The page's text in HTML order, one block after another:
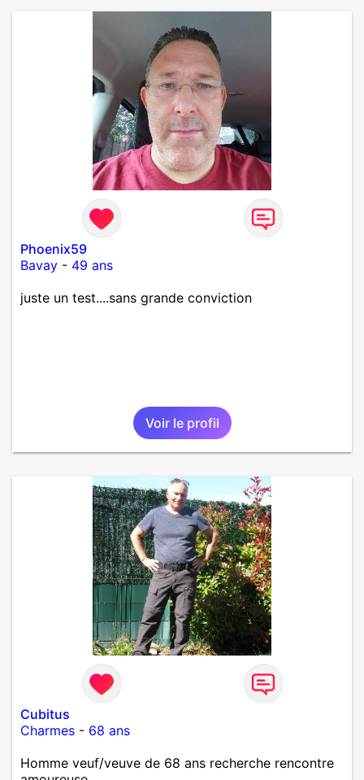
autant être trop locace. Je suis bourré de qualités
avec très peu de défauts. Je suis altruiste,
bienveillant, empathique, attentionné, honnête,
respectueux, doux de caractère et compréhensif : je
laisse « glisser » beaucoup de choses. Mais ne vous
m’éprenez pas Mesdames, si une personne que
j’aime me trahit une fois, il n’y aura pas de seconde
chance et je l’effacerai à « vitam eternam ».
Néanmoins, je suis un tout petit peu maniaque ainsi
qu’impatient. J’essaye de faire des efforts. Rien de
bien dramatique ! Du moins je le pense……Je suis un
homme facile à vivre. À vous si vous le souhaitez,
d’apprendre à me connaître davantage. J’en serai
ravi….A très bientôt je l’espère.
Phoenix59
Bavay - 49 ans
juste un test....sans grande conviction
Voir le profil
Cubitus
Charmes - 68 ans
Homme veuf/veuve de 68 ans recherche rencontre